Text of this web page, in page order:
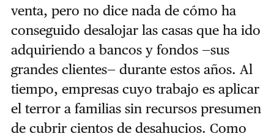
venta, pero no dice nada de cómo ha
conseguido desalojar las casas que ha ido
adquiriendo a bancos y fondos —sus
grandes clientes— durante estos años. Al
tiempo, empresas cuyo trabajo es aplicar
el terror a familias sin recursos presumen
de cubrir cientos de desahucios. Como